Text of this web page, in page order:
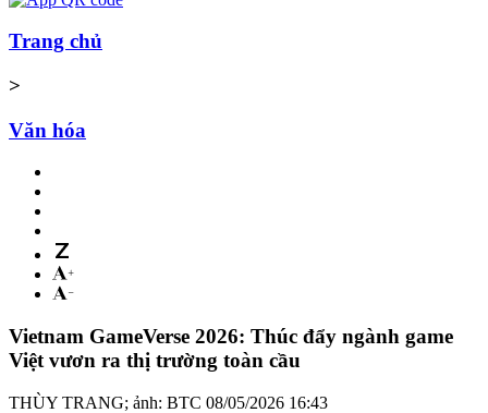
Trang chủ
>
Văn hóa
Vietnam GameVerse 2026: Thúc đẩy ngành game
Việt vươn ra thị trường toàn cầu
THÙY TRANG; ảnh: BTC 08/05/2026 16:43